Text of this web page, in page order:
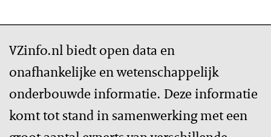
VZinfo.nl biedt open data en
onafhankelijke en wetenschappelijk
onderbouwde informatie. Deze informatie
komt tot stand in samenwerking met een